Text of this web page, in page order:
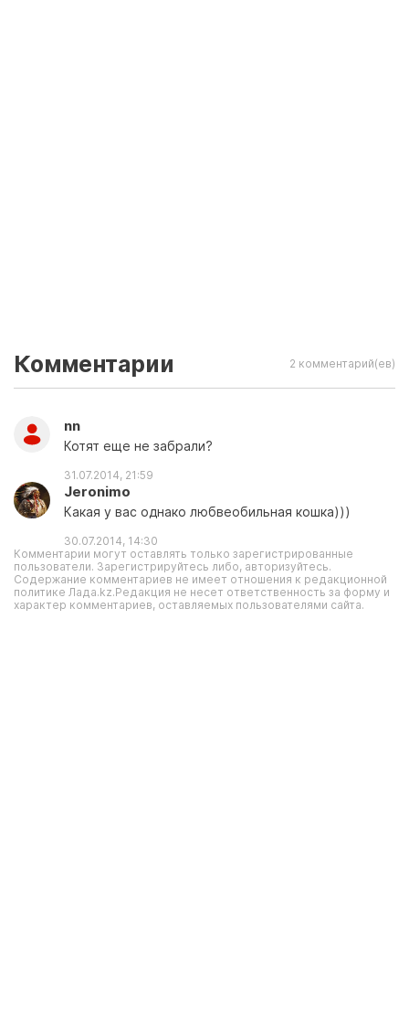
Комментарии 2 комментарий(ев)
nn
Котят еще не забрали?
31.07.2014, 21:59
Jeronimo
Какая у вас однако любвеобильная кошка)))
30.07.2014, 14:30
Комментарии могут оставлять только зарегистрированные
пользователи. Зарегистрируйтесь либо, авторизуйтесь.
Содержание комментариев не имеет отношения к редакционной
политике Лада.kz.Редакция не несет ответственность за форму и
характер комментариев, оставляемых пользователями сайта.